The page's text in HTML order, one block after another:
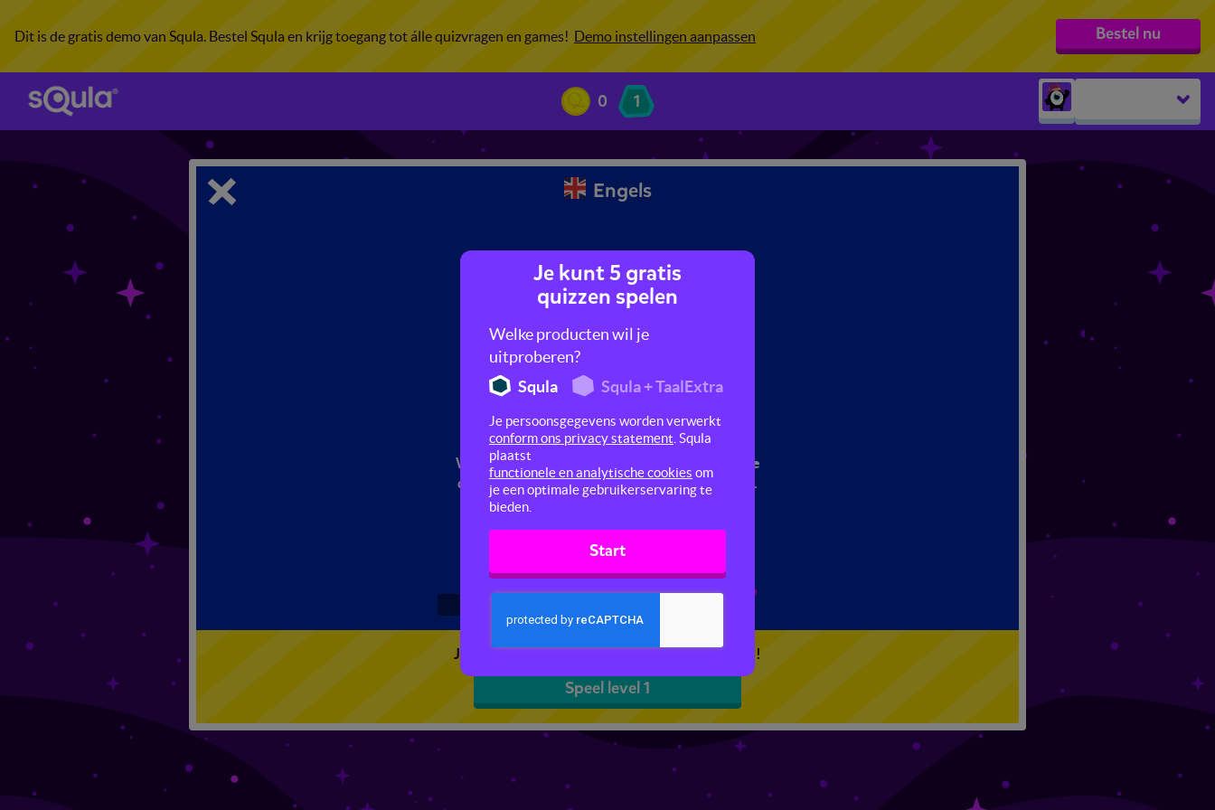
Dit is de gratis demo van Squla. Bestel Squla en krijg toegang tot álle quizvragen en games! Demo instellingen aanpassen Bestel nu
0 1
groep 1
groep 4
groep 5
Engels
Where do you live? Do you live in a flat? In deze
quiz leer je allerlei Engelse zinnen over wonen.
Je kunt 5 gratis quizzen spelen. Speel de eerste!
Speel level 1
Je kunt 5 gratis
quizzen spelen
Welke producten wil je
uitproberen?
Squla
Squla + TaalExtra
Je persoonsgegevens worden verwerkt
conform ons privacy statement . Squla
plaatst
functionele en analytische cookies om
je een optimale gebruikerservaring te
bieden.
Start